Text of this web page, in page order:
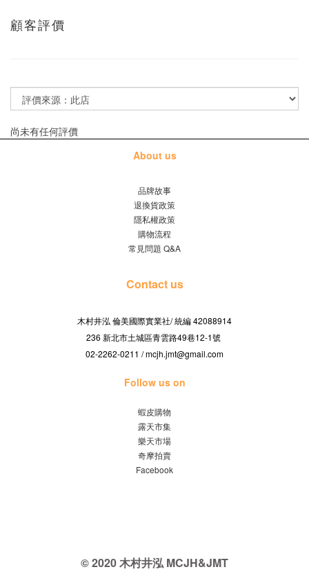
顧客評價
尚未有任何評價
About us
品牌故事
退換貨政策
隱私權政策
購物流程
常見問題 Q&A
Contact us
木村井泓 倫美國際實業社/統編 42088914
236 新北市土城區青雲路49巷12-1號
02-2262-0211 / mcjh.jmt@gmail.com
Follow us on
蝦皮購物
露天市集
樂天市場
奇摩拍賣
Facebook
© 2020 木村井泓 MCJH&JMT